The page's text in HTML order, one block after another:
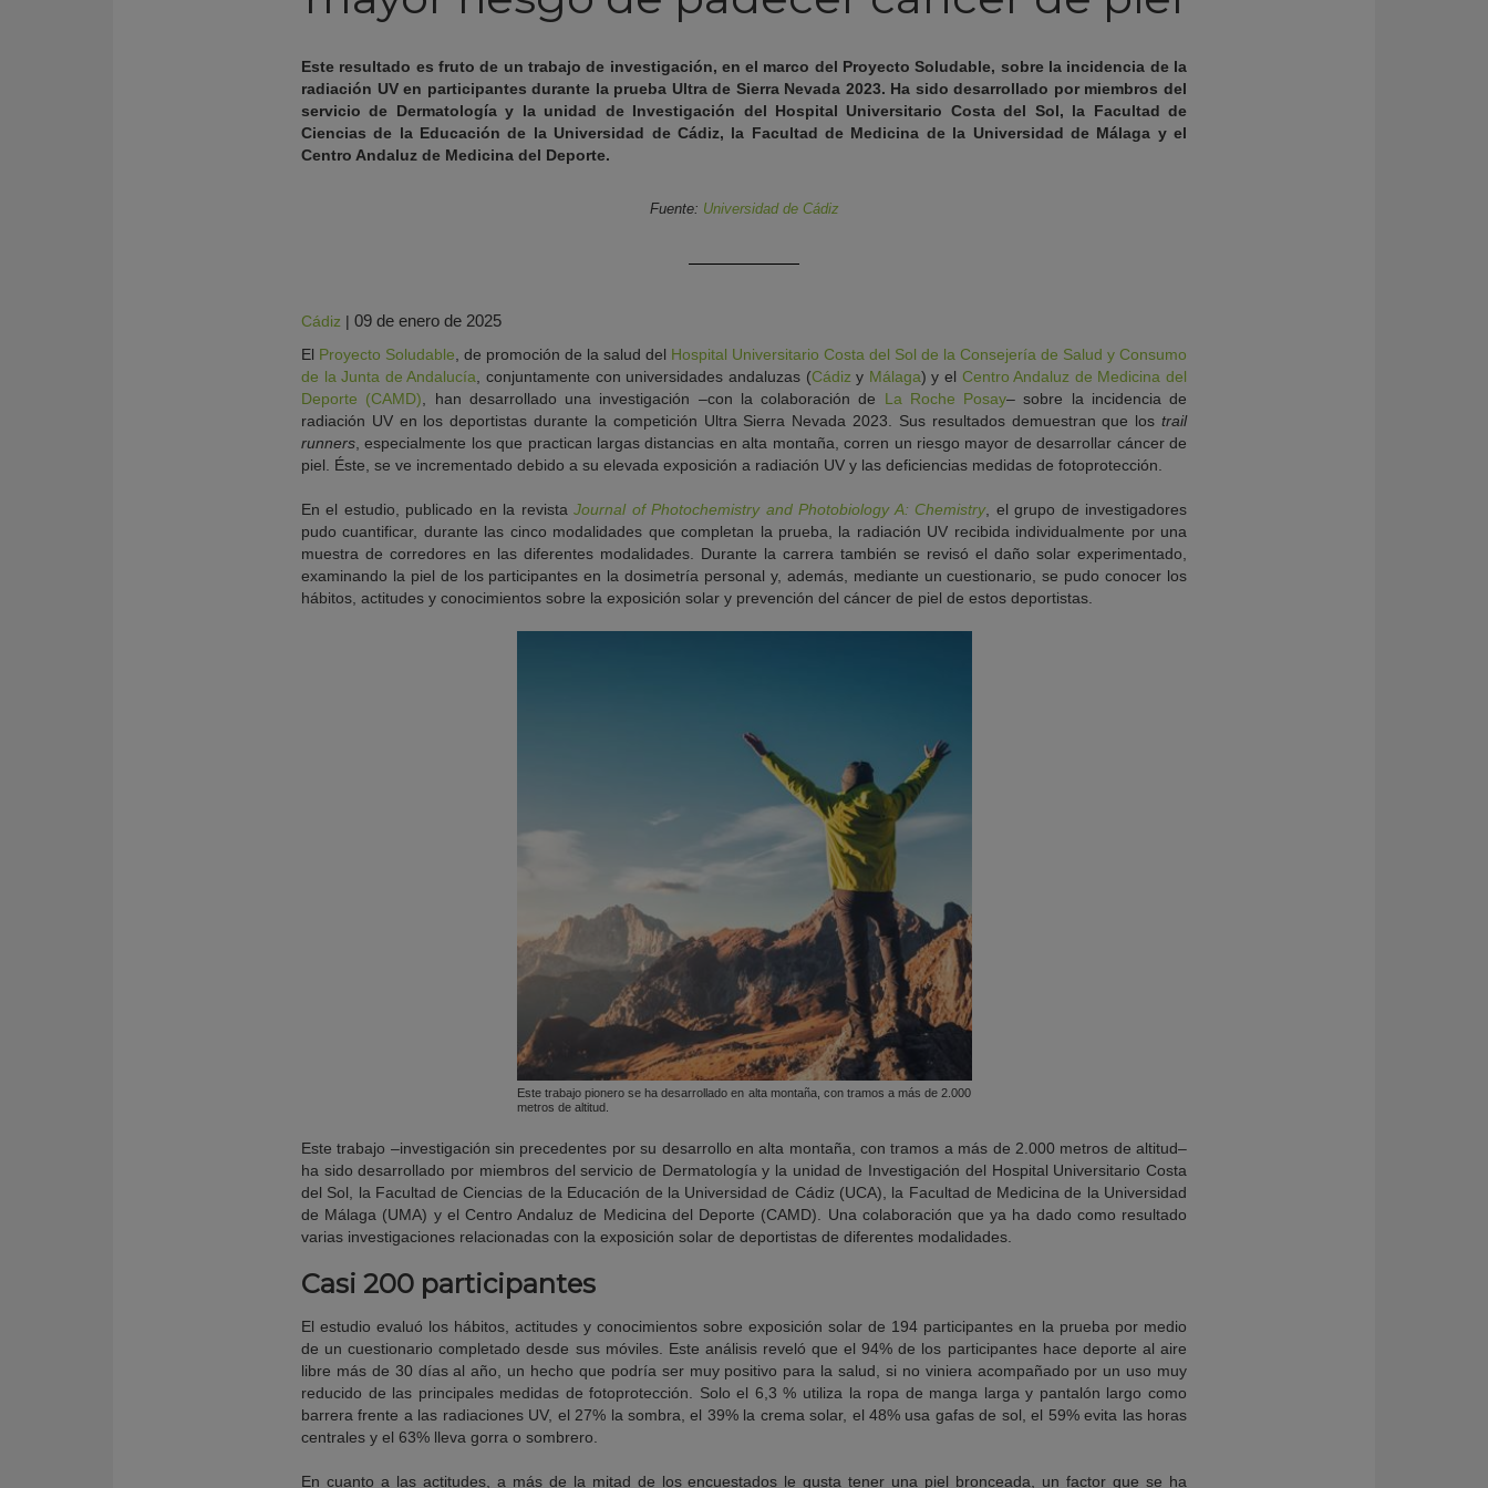
Este resultado es fruto de un trabajo de investigación, en el marco del Proyecto Soludable, sobre la incidencia de la
radiación UV en participantes durante la prueba Ultra de Sierra Nevada 2023. Ha sido desarrollado por miembros del
servicio de Dermatología y la unidad de Investigación del Hospital Universitario Costa del Sol, la Facultad de
Ciencias de la Educación de la Universidad de Cádiz, la Facultad de Medicina de la Universidad de Málaga y el
Centro Andaluz de Medicina del Deporte.
Fuente: Universidad de Cádiz
Cádiz | 09 de enero de 2025
El Proyecto Soludable , de promoción de la salud del Hospital Universitario Costa del Sol de la Consejería de Salud y Consumo
de la Junta de Andalucía , conjuntamente con universidades andaluzas (Cádiz y Málaga) y el Centro Andaluz de Medicina del
Deporte (CAMD) , han desarrollado una investigación –con la colaboración de La Roche Posay– sobre la incidencia de
radiación UV en los deportistas durante la competición Ultra Sierra Nevada 2023. Sus resultados demuestran que los trail
runners , especialmente los que practican largas distancias en alta montaña, corren un riesgo mayor de desarrollar cáncer de
piel. Éste, se ve incrementado debido a su elevada exposición a radiación UV y las deficiencias medidas de fotoprotección.
En el estudio, publicado en la revistaJournal of Photochemistry and Photobiology A: Chemistry, el grupo de investigadores
pudo cuantificar, durante las cinco modalidades que completan la prueba, la radiación UV recibida individualmente por una
muestra de corredores en las diferentes modalidades. Durante la carrera también se revisó el daño solar experimentado,
examinando la piel de los participantes en la dosimetría personal y, además, mediante un cuestionario, se pudo conocer los
hábitos, actitudes y conocimientos sobre la exposición solar y prevención del cáncer de piel de estos deportistas.
Este trabajo pionero se ha desarrollado en alta montaña, con tramos a más de 2.000
metros de altitud.
Este trabajo –investigación sin precedentes por su desarrollo en alta montaña, con tramos a más de 2.000 metros de altitud–
ha sido desarrollado por miembros del servicio de Dermatología y la unidad de Investigación del Hospital Universitario Costa
del Sol, la Facultad de Ciencias de la Educación de la Universidad de Cádiz (UCA), la Facultad de Medicina de la Universidad
de Málaga (UMA) y el Centro Andaluz de Medicina del Deporte (CAMD). Una colaboración que ya ha dado como resultado
varias investigaciones relacionadas con la exposición solar de deportistas de diferentes modalidades.
Casi 200 participantes
El estudio evaluó los hábitos, actitudes y conocimientos sobre exposición solar de 194 participantes en la prueba por medio
de un cuestionario completado desde sus móviles. Este análisis reveló que el 94% de los participantes hace deporte al aire
libre más de 30 días al año, un hecho que podría ser muy positivo para la salud, si no viniera acompañado por un uso muy
reducido de las principales medidas de fotoprotección. Solo el 6,3 % utiliza la ropa de manga larga y pantalón largo como
barrera frente a las radiaciones UV, el 27% la sombra, el 39% la crema solar, el 48% usa gafas de sol, el 59% evita las horas
centrales y el 63% lleva gorra o sombrero.
En cuanto a las actitudes, a más de la mitad de los encuestados le gusta tener una piel bronceada, un factor que se ha